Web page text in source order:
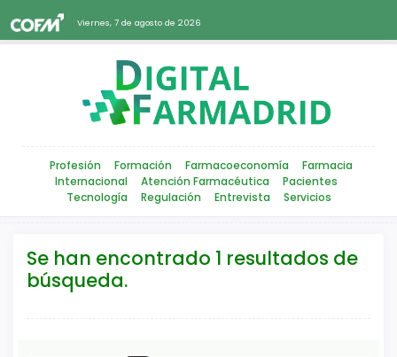
Viernes, 7 de agosto de 2026
Profesión Formación Farmacoeconomía
Farmacia
Internacional
Atención Farmacéutica
Pacientes
Tecnología
Regulación Entrevista Servicios
Se han encontrado 1 resultados de
búsqueda.